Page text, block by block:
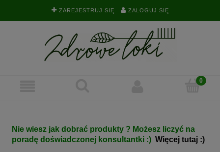
ZAREJESTRUJ SIĘ ZALOGUJ SIĘ
Nie wiesz jak dobrać produkty ? Możesz liczyć na
poradę doświadczonej konsultantki :) Więcej tutaj :)